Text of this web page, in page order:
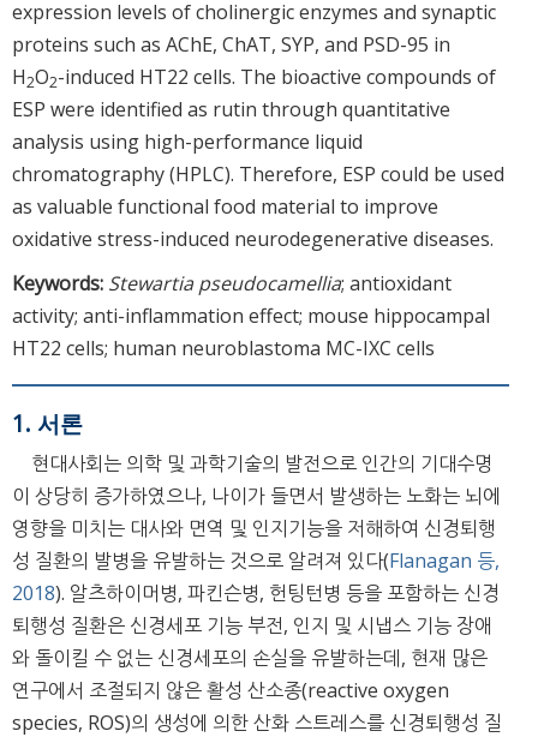
expression levels of cholinergic enzymes and synaptic
proteins such as AChE, ChAT, SYP, and PSD-95 in
H2O2-induced HT22 cells. The bioactive compounds of
ESP were identified as rutin through quantitative
analysis using high-performance liquid
chromatography (HPLC). Therefore, ESP could be used
as valuable functional food material to improve
oxidative stress-induced neurodegenerative diseases.
Keywords: Stewartia pseudocamellia; antioxidant
activity; anti-inflammation effect; mouse hippocampal
HT22 cells; human neuroblastoma MC-IXC cells
1. 서론
현대사회는 의학 및 과학기술의 발전으로 인간의 기대수명
이 상당히 증가하였으나, 나이가 들면서 발생하는 노화는 뇌에
영향을 미치는 대사와 면역 및 인지기능을 저해하여 신경퇴행
성 질환의 발병을 유발하는 것으로 알려져 있다(Flanagan 등,
2018). 알츠하이머병, 파킨슨병, 헌팅턴병 등을 포함하는 신경
퇴행성 질환은 신경세포 기능 부전, 인지 및 시냅스 기능 장애
와 돌이킬 수 없는 신경세포의 손실을 유발하는데, 현재 많은
연구에서 조절되지 않은 활성 산소종(reactive oxygen
species, ROS)의 생성에 의한 산화 스트레스를 신경퇴행성 질